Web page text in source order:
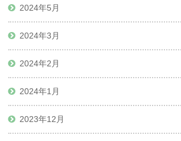
2024年5月
2024年3月
2024年2月
2024年1月
2023年12月